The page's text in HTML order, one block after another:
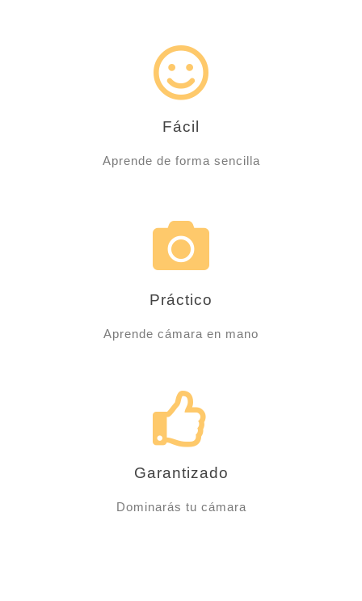
Fácil
Aprende de forma sencilla
Práctico
Aprende cámara en mano
Garantizado
Dominarás tu cámara